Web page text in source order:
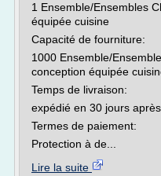
1 Ensemble/Ensembles
équipée cuisine
Capacité de fourniture:
1000 Ensemble/
conception équipée
Temps de livraison:
expédié en 30 jours
Termes de paiement:
Protection à de...
Lire la suite